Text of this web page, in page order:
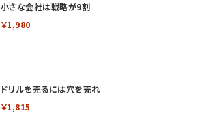
小さな会社は戦略が9割
￥1,980
ドリルを売るには穴を売れ
￥1,815